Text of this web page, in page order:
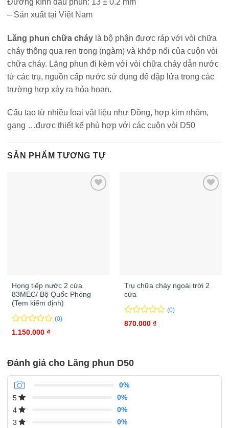
– Sản xuất tại Việt Nam
Lăng phun chữa cháy là bộ phận được ráp với vòi chữa
cháy thông qua ren trong (ngàm) và khớp nối của cuộn vòi
chữa cháy. Lăng phun đi kèm với vòi chữa cháy dẫn nước
từ các trụ, nguồn cấp nước sử dụng để dập lửa trong các
trường hợp xảy ra hỏa hoạn.
Cấu tạo từ nhiều loại vật liệu như Đồng, hợp kim nhôm,
gang …được thiết kế phù hợp với các cuộn vòi D50
SẢN PHẨM TƯƠNG TỰ
Họng tiếp nước 2 cửa
83MEC/ Bộ Quốc Phòng
(Tem kiểm định)
0
0
giá
(0)
1.150.000₫
Trụ chữa cháy ngoài trời 2
cửa
0
0
(0)
870.000₫
Đánh giá cho Lăng phun D50
0%
5
0%
4
0%
3
0%